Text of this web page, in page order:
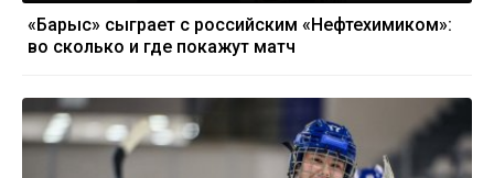
«Барыс» сыграет с российским «Нефтехимиком»:
во сколько и где покажут матч